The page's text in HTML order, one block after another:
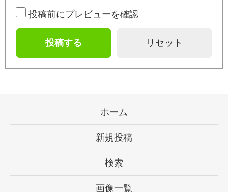
投稿前にプレビューを確認
ホーム
新規投稿
検索
画像一覧